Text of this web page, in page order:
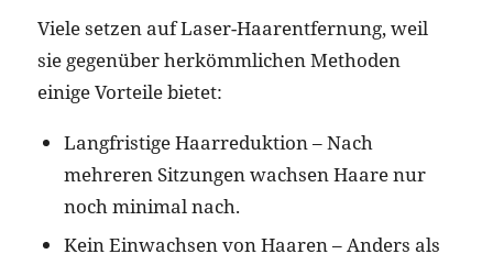
Viele setzen auf Laser-Haarentfernung, weil
sie gegenüber herkömmlichen Methoden
einige Vorteile bietet:
Langfristige Haarreduktion – Nach
mehreren Sitzungen wachsen Haare nur
noch minimal nach.
Kein Einwachsen von Haaren – Anders als